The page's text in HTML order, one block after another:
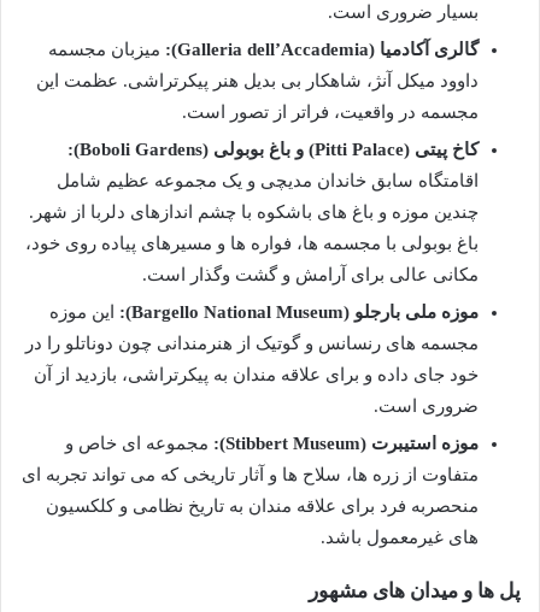
بسیار ضروری است.
گالری آکادمیا (Galleria dell’Accademia):
میزبان مجسمه
داوود میکل آنژ، شاهکار بی بدیل هنر پیکرتراشی. عظمت این
مجسمه در واقعیت، فراتر از تصور است.
کاخ پیتی (Pitti Palace) و باغ بوبولی (Boboli Gardens):
اقامتگاه سابق خاندان مدیچی و یک مجموعه عظیم شامل
چندین موزه و باغ های باشکوه با چشم اندازهای دلربا از شهر.
باغ بوبولی با مجسمه ها، فواره ها و مسیرهای پیاده روی خود،
مکانی عالی برای آرامش و گشت وگذار است.
موزه ملی بارجلو (Bargello National Museum):
این موزه
مجسمه های رنسانس و گوتیک از هنرمندانی چون دوناتلو را در
خود جای داده و برای علاقه مندان به پیکرتراشی، بازدید از آن
ضروری است.
موزه استیبرت (Stibbert Museum):
مجموعه ای خاص و
متفاوت از زره ها، سلاح ها و آثار تاریخی که می تواند تجربه ای
منحصربه فرد برای علاقه مندان به تاریخ نظامی و کلکسیون
های غیرمعمول باشد.
پل ها و میدان های مشهور